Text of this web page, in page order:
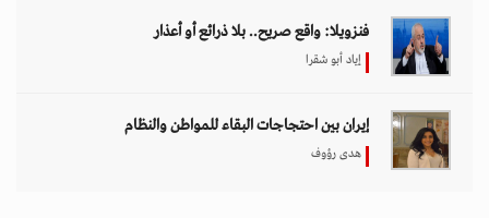
فنزويلا: واقع صريح.. بلا ذرائع أو أعذار
إياد أبو شقرا
إيران بين احتجاجات البقاء للمواطن والنظام
هدى رؤوف